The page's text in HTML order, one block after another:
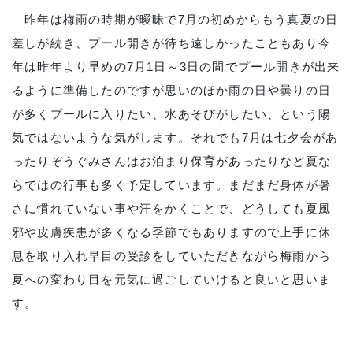
昨年は梅雨の時期が曖昧で7月の初めからもう真夏の日
差しが続き、プール開きが待ち遠しかったこともあり今
年は昨年より早めの7月1日～3日の間でプール開きが出来
るように準備したのですが思いのほか雨の日や曇りの日
が多くプールに入りたい、水あそびがしたい、という陽
気ではないような気がします。それでも7月は七夕会があ
ったりぞうぐみさんはお泊まり保育があったりなど夏な
らではの行事も多く予定しています。まだまだ身体が暑
さに慣れていない事や汗をかくことで、どうしても夏風
邪や皮膚疾患が多くなる季節でもありますので上手に休
息を取り入れ早目の受診をしていただきながら梅雨から
夏への変わり目を元気に過ごしていけると良いと思いま
す。